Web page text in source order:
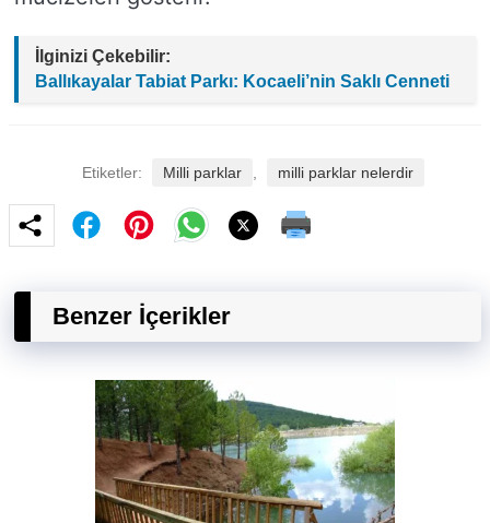
İlginizi Çekebilir:
Ballıkayalar Tabiat Parkı: Kocaeli’nin Saklı Cenneti
Etiketler: Milli parklar , milli parklar nelerdir
Benzer İçerikler